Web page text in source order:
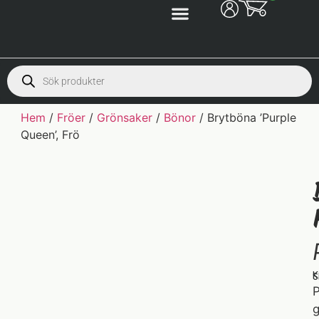
Hem / Fröer / Grönsaker / Bönor / Brytböna ’Purple
Queen’, Frö